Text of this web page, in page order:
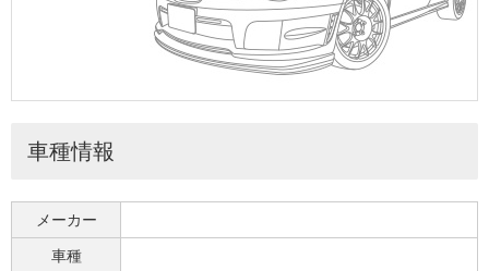
車種情報
メーカー
車種